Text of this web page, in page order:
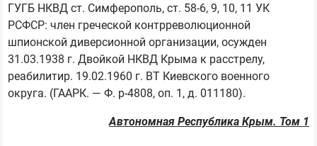
ГУГБ НКВД ст. Симферополь, ст. 58-6, 9, 10, 11 УК
РСФСР: член греческой контрреволюционной
шпионской диверсионной организации, осужден
31.03.1938 г. Двойкой НКВД Крыма к расстрелу,
реабилитир. 19.02.1960 г. ВТ Киевского военного
Автономная Республика Крым. Том 1